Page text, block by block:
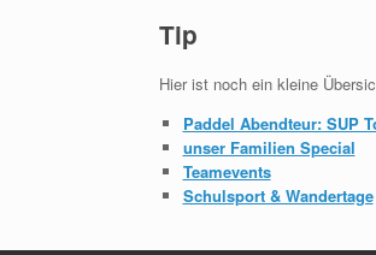
Tip
Hier ist noch ein kleine
Paddel Abendteur: SUP
unser Familien Special
Teamevents
Schulsport & Wandertage